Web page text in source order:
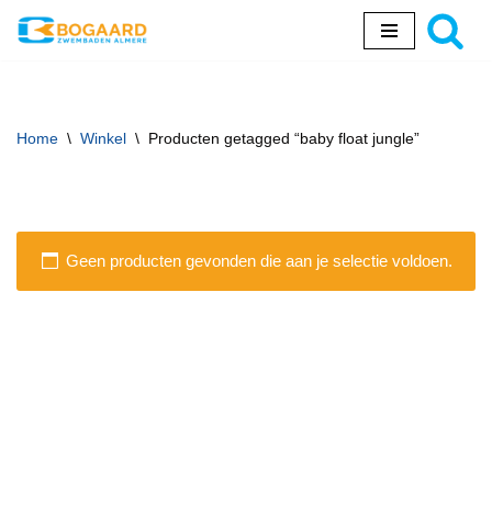
inhoud
Home \ Winkel \ Producten getagged “baby float jungle”
Geen producten gevonden die aan je selectie voldoen.